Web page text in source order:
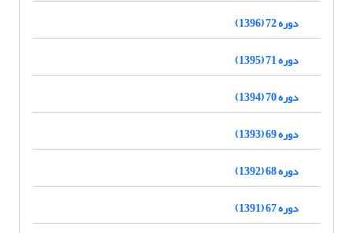
دوره 72 (1396)
دوره 71 (1395)
دوره 70 (1394)
دوره 69 (1393)
دوره 68 (1392)
دوره 67 (1391)